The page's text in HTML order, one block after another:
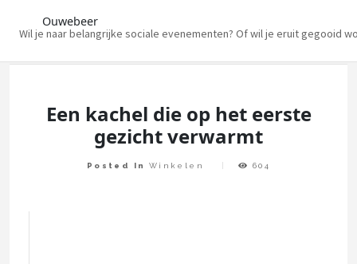
Ouwebeer
Wil je naar belangrijke sociale evenementen? Of wil je eruit gegooid
Een kachel die op het eerste
gezicht verwarmt
Posted In Winkelen 604